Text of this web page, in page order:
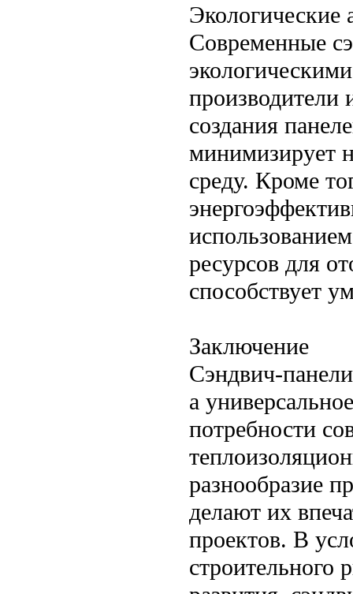
Экологические
Современные
производители
создания
минимизирует
среду. Кроме
ресурсов для
способствует
Заключение
Сэндвич-
а
потребности
разнообразие
делают их
проектов. В
строительного